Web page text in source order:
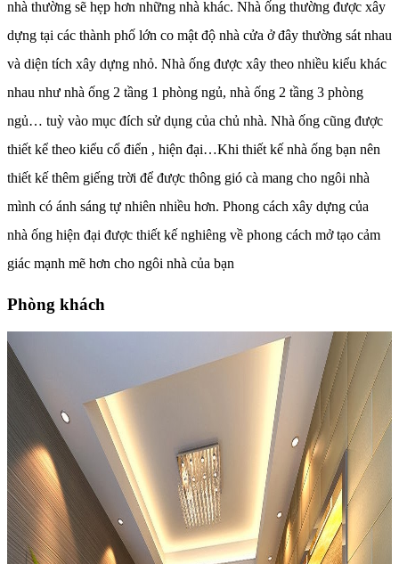
nhà thường sẽ hẹp hơn những nhà khác. Nhà ống thường được xây
dựng tại các thành phố lớn co mật độ nhà cửa ở đây thường sát nhau
và diện tích xây dựng nhỏ. Nhà ống được xây theo nhiều kiểu khác
nhau như nhà ống 2 tầng 1 phòng ngủ, nhà ống 2 tầng 3 phòng
ngủ… tuỳ vào mục đích sử dụng của chủ nhà. Nhà ống cũng được
thiết kể theo kiểu cổ điển , hiện đại…Khi thiết kế nhà ống bạn nên
thiết kế thêm giếng trời để được thông gió cà mang cho ngôi nhà
mình có ánh sáng tự nhiên nhiều hơn. Phong cách xây dựng của
nhà ống hiện đại được thiết kế nghiêng về phong cách mở tạo cảm
giác mạnh mẽ hơn cho ngôi nhà của bạn
Phòng khách